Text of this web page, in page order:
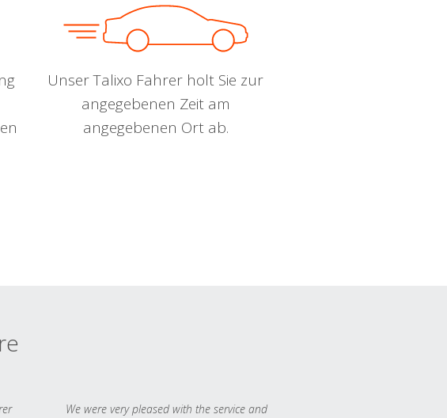
Unser Talixo Fahrer holt Sie zur
angegebenen Zeit am
angegebenen Ort ab.
We were very pleased with the service and